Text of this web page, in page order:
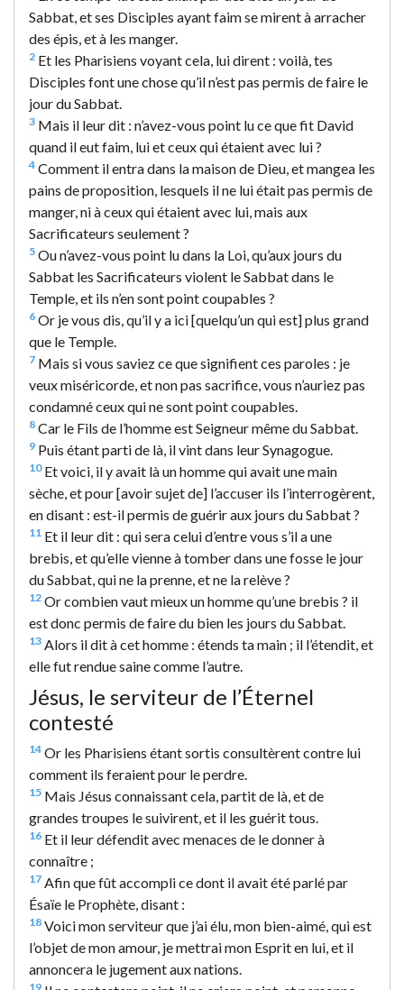
Sabbat, et ses Disciples ayant faim se mirent à arracher
des épis, et à les manger.
2 Et les Pharisiens voyant cela, lui dirent : voilà, tes
Disciples font une chose qu’il n’est pas permis de faire le
jour du Sabbat.
3 Mais il leur dit : n’avez-vous point lu ce que fit David
quand il eut faim, lui et ceux qui étaient avec lui ?
4 Comment il entra dans la maison de Dieu, et mangea les
pains de proposition, lesquels il ne lui était pas permis de
manger, ni à ceux qui étaient avec lui, mais aux
Sacrificateurs seulement ?
5 Ou n’avez-vous point lu dans la Loi, qu’aux jours du
Sabbat les Sacrificateurs violent le Sabbat dans le
Temple, et ils n’en sont point coupables ?
6 Or je vous dis, qu’il y a ici [quelqu’un qui est] plus grand
que le Temple.
7 Mais si vous saviez ce que signifient ces paroles : je
veux miséricorde, et non pas sacrifice, vous n’auriez pas
condamné ceux qui ne sont point coupables.
8 Car le Fils de l’homme est Seigneur même du Sabbat.
9 Puis étant parti de là, il vint dans leur Synagogue.
10Et voici, il y avait là un homme qui avait une main
sèche, et pour [avoir sujet de] l’accuser ils l’interrogèrent,
en disant : est-il permis de guérir aux jours du Sabbat ?
11 Et il leur dit : qui sera celui d’entre vous s’il a une
brebis, et qu’elle vienne à tomber dans une fosse le jour
du Sabbat, qui ne la prenne, et ne la relève ?
12 Or combien vaut mieux un homme qu’une brebis ? il
est donc permis de faire du bien les jours du Sabbat.
13 Alors il dit à cet homme : étends ta main ; il l’étendit, et
elle fut rendue saine comme l’autre.
Jésus, le serviteur de l’Éternel
contesté
14 Or les Pharisiens étant sortis consultèrent contre lui
comment ils feraient pour le perdre.
15 Mais Jésus connaissant cela, partit de là, et de
grandes troupes le suivirent, et il les guérit tous.
16 Et il leur défendit avec menaces de le donner à
connaître ;
17 Afin que fût accompli ce dont il avait été parlé par
Ésaïe le Prophète, disant :
18 Voici mon serviteur que j’ai élu, mon bien-aimé, qui est
l’objet de mon amour, je mettrai mon Esprit en lui, et il
annoncera le jugement aux nations.
19